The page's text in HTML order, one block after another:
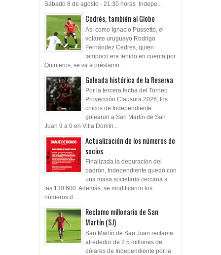
Sábado 8 de agosto - 21.30 horas Indepe...
Cedrés, también al Globo
Así como Ignacio Pussetto, el
volante uruguayo Rodrigo
Fernández Cedres, quien
tampoco era tenido en cuenta por
Quinteros, se va a préstamo ...
Goleada histórica de la Reserva
Por la tercera fecha del Torneo
Proyección Clausura 2026, los
chicos de Independiente
golearon a San Martín de San
Juan 9 a 0 en Villa Domín...
Actualización de los números de
socios
Finalizada la depuración del
padrón, Independiente quedó con
una masa societaria cercana a
las 130.600. Además, se modificaron los
números d...
Reclamo millonario de San
Martín (SJ)
San Martín de San Juan reclama
alrededor de 2.5 millones de
dólares de Independiente por la